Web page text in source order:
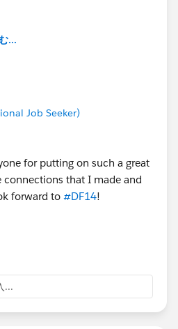
...
Job Seeker)
for putting on such a great
connections that I made and
forward to #DF14!
...